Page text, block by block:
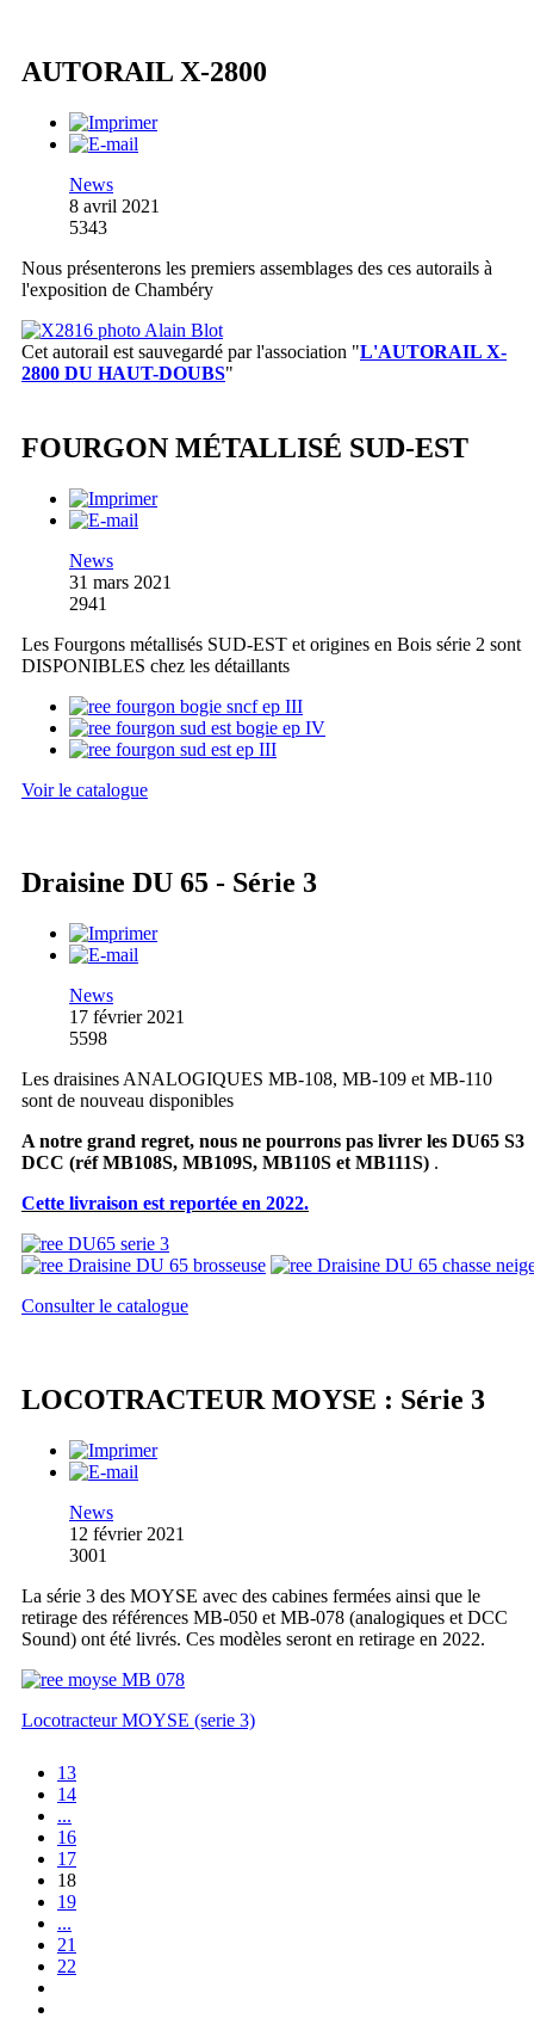
AUTORAIL X-2800
News
8 avril 2021
5343
Nous présenterons les premiers assemblages des ces autorails à
l'exposition de Chambéry
Cet autorail est sauvegardé par l'association "L'AUTORAIL X-
2800 DU HAUT-DOUBS"
FOURGON MÉTALLISÉ SUD-EST
News
31 mars 2021
2941
Les Fourgons métallisés SUD-EST et origines en Bois série 2 sont
DISPONIBLES chez les détaillants
Voir le catalogue
Draisine DU 65 - Série 3
News
17 février 2021
5598
Les draisines ANALOGIQUES MB-108, MB-109 et MB-110
sont de nouveau disponibles
A notre grand regret, nous ne pourrons pas livrer les DU65 S3
DCC (réf MB108S, MB109S, MB110S et MB111S) .
Cette livraison est reportée en 2022.
Consulter le catalogue
LOCOTRACTEUR MOYSE : Série 3
News
12 février 2021
3001
La série 3 des MOYSE avec des cabines fermées ainsi que le
retirage des références MB-050 et MB-078 (analogiques et DCC
Sound) ont été livrés. Ces modèles seront en retirage en 2022.
Locotracteur MOYSE (serie 3)
13
14
...
16
17
18
19
...
21
22